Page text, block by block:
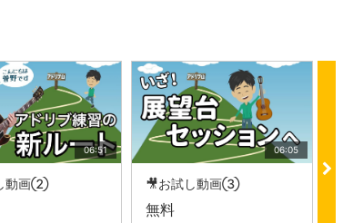
06:51
動画②
06:05
🎥お試し動画③
無料